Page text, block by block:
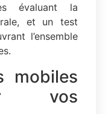
évaluant la
et un test
l’ensemble
mobiles
vos